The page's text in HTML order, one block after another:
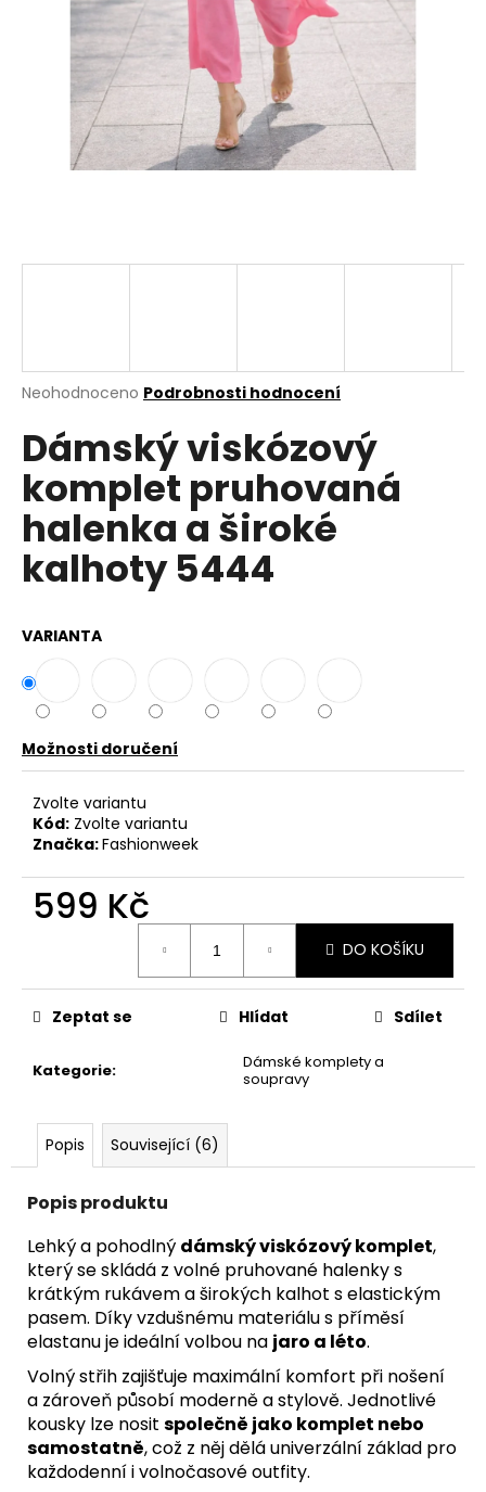
Průměrné
produktu
je
0,0
5
hvězdiček.
Neohodnoceno Podrobnosti hodnocení
Dámský viskózový
komplet pruhovaná
halenka a široké
kalhoty 5444
VARIANTA
Možnosti doručení
Zvolte variantu
Kód: Zvolte variantu
Značka:Fashionweek
599 Kč
DO KOŠÍKU
Kategorie:
Dámské komplety a
soupravy
Zeptat se Hlídat Sdílet
Popis Související (6)
Popis produktu
Lehký a pohodlný dámský viskózový komplet,
který se skládá z volné pruhované halenky s
krátkým rukávem a širokých kalhot s elastickým
pasem. Díky vzdušnému materiálu s příměsí
elastanu je ideální volbou na jaro a léto.
Volný střih zajišťuje maximální komfort při nošení
a zároveň působí moderně a stylově. Jednotlivé
kousky lze nosit společně jako komplet nebo
samostatně, což z něj dělá univerzální základ pro
každodenní i volnočasové outfity.
o
p
r
u
č
u
j
e
m
DÁMSKÁ
HALENKA
ZE
LNU
BAVLNY
UB-
DEMET
Kč
Původně: